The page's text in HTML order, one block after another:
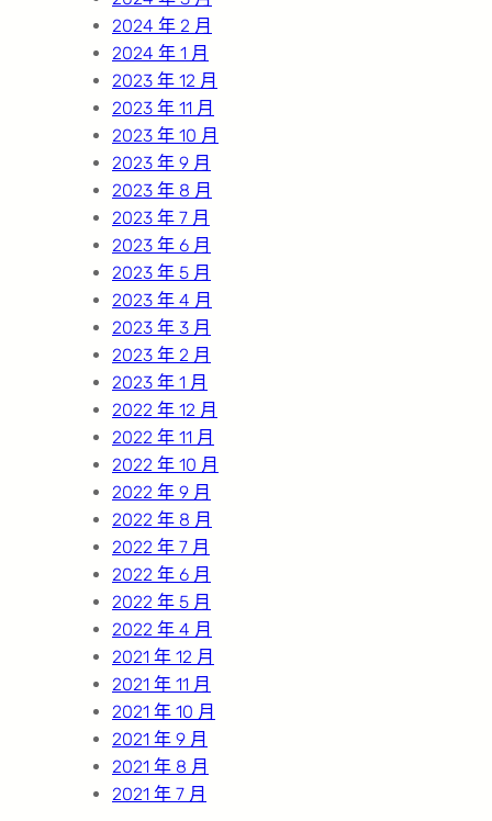
2024 年 2 月
2024 年 1 月
2023 年 12 月
2023 年 11 月
2023 年 10 月
2023 年 9 月
2023 年 8 月
2023 年 7 月
2023 年 6 月
2023 年 5 月
2023 年 4 月
2023 年 3 月
2023 年 2 月
2023 年 1 月
2022 年 12 月
2022 年 11 月
2022 年 10 月
2022 年 9 月
2022 年 8 月
2022 年 7 月
2022 年 6 月
2022 年 5 月
2022 年 4 月
2021 年 12 月
2021 年 11 月
2021 年 10 月
2021 年 9 月
2021 年 8 月
2021 年 7 月